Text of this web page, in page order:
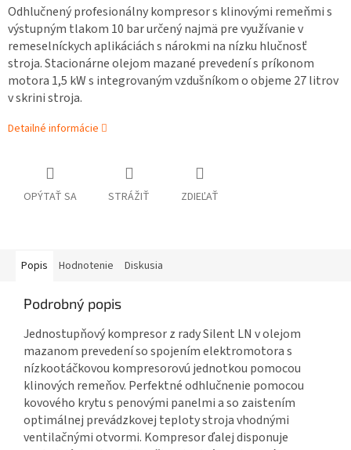
Odhlučnený profesionálny kompresor s klinovými remeňmi s
výstupným tlakom 10 bar určený najmä pre využívanie v
remeselníckych aplikáciách s nárokmi na nízku hlučnosť
stroja. Stacionárne olejom mazané prevedení s príkonom
motora 1,5 kW s integrovaným vzdušníkom o objeme 27 litrov
v skrini stroja.
Detailné informácie
OPÝTAŤ SA STRÁŽIŤ ZDIEĽAŤ
Popis Hodnotenie Diskusia
Podrobný popis
Jednostupňový kompresor z rady Silent LN v olejom
mazanom prevedení so spojením elektromotora s
nízkootáčkovou kompresorovú jednotkou pomocou
klinových remeňov. Perfektné odhlučnenie pomocou
kovového krytu s penovými panelmi a so zaistením
optimálnej prevádzkovej teploty stroja vhodnými
ventilačnými otvormi. Kompresor ďalej disponuje